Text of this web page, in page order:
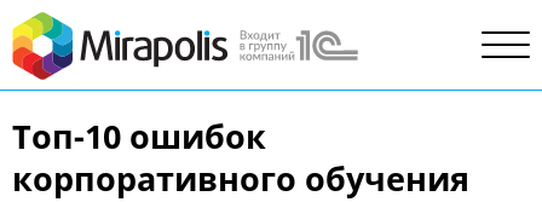
Топ-10 ошибок
корпоративного обучения